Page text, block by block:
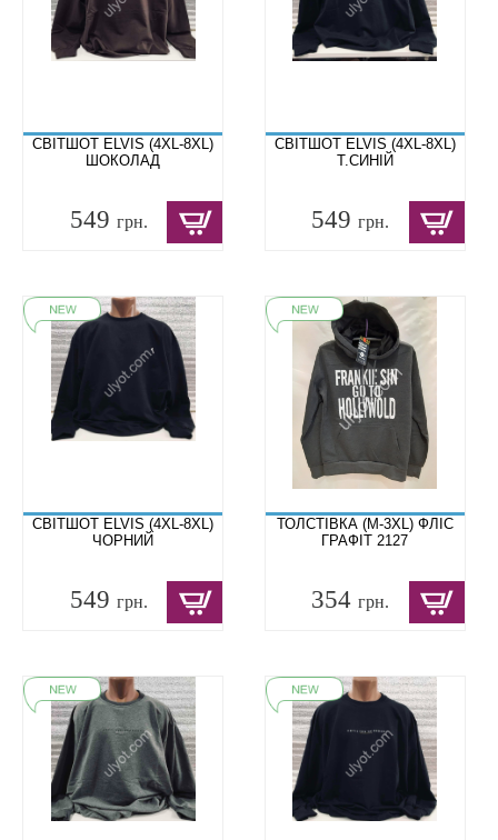
СВІТШОТ ELVIS (4XL-8XL)
ШОКОЛАД
549 грн.
СВІТШОТ ELVIS (4XL-8XL)
Т.СИНІЙ
549грн.
СВІТШОТ ELVIS (4XL-8XL)
ЧОРНИЙ
549 грн.
ТОЛСТІВКА (M-3XL) ФЛІС
ГРАФІТ 2127
354грн.